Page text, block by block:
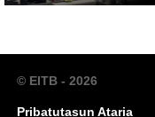
© EITB - 2026
Pribatutasun Ataria